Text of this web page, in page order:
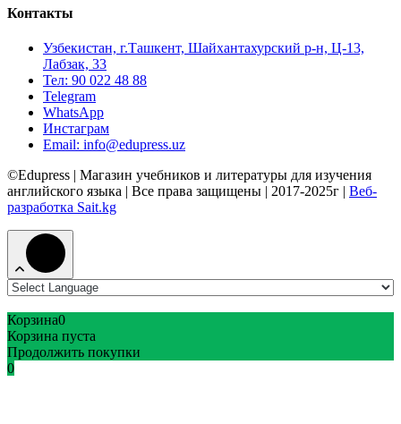
Контакты
Узбекистан, г.Ташкент, Шайхантахурский р-н, Ц-13,
Лабзак, 33
Тел: 90 022 48 88
Telegram
WhatsApp
Инстаграм
Email: info@edupress.uz
©Edupress | Магазин учебников и литературы для изучения
английского языка | Все права защищены | 2017-2025г | Веб-
разработка Sait.kg
Корзина0
Корзина пуста
Продолжить покупки
0